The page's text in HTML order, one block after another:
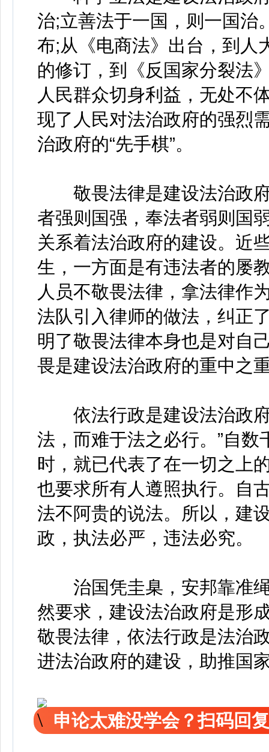
治;立善法于一国，则一国治
布;从《电商法》出台，到人
的修订，到《反国家分裂法
人民群众切身利益，无处不
现了人民对法治政府的强烈
治政府的“先手棋”。
敬畏法律是建设法治政府
者强则国强，奉法者弱则国
关系着法治政府的建设。近
生，一方面是有违法者的屡
人员不敬畏法律，拿法律作
法队引入律师的做法，纠正
明了敬畏法律本身也是对自
畏是建设法治政府的重中之
依法行政是建设法治政府
法，而难于法之必行。”自
时，就已代表了在一切之上
也要求所有人遵照执行。自
法不阿贵的说法。所以，建
政，执法必严，违法必究。
治国凭圭臬，安邦靠准绳
然要求，建设法治政府是形
敬畏法律，依法行政是法治
进法治政府的建设，助推国
申论太难没学会？扫码回